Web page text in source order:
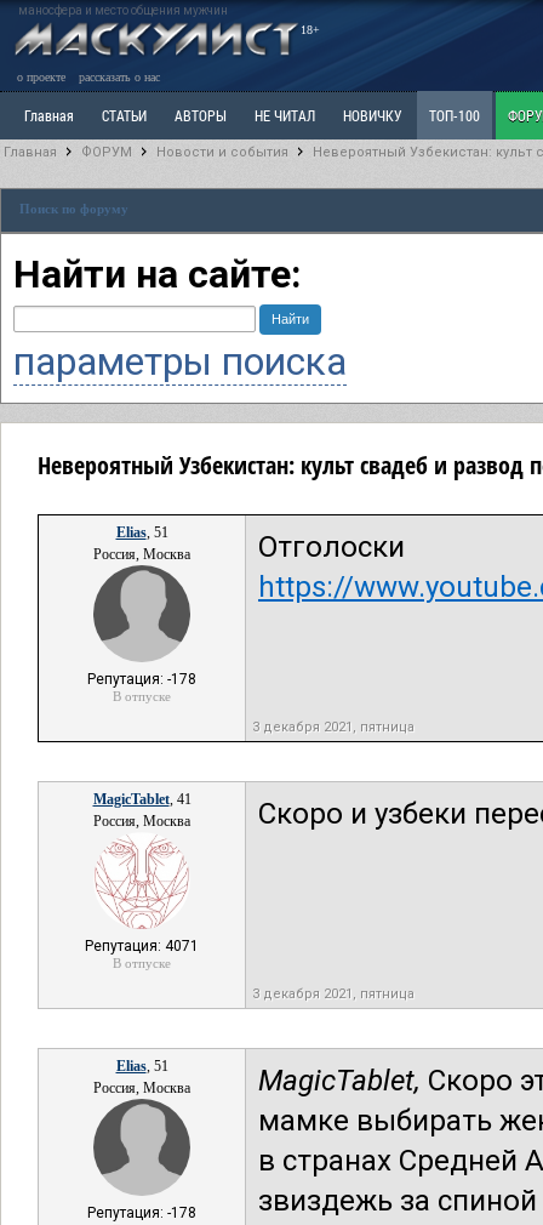
маносфера и место общения мужчин
18+
о проекте рассказать о нас
Главная СТАТЬИ АВТОРЫ НЕ ЧИТАЛ НОВИЧКУ ТОП-100
Ветка: Наболевшее. Выскажись!
РАЗДЕЛ: Разное
Главная ФОРУМ Новости и события Невероятный Узбекистан:
Поиск по форуму
Найти на сайте:
параметры поиска
Невероятный Узбекистан: культ свадеб и развод
Elias, 51
Россия, Москва
Репутация: -178
В отпуске
https://
3 декабря 2021, пятница
MagicTablet, 41
Россия, Москва
Репутация: 4071
В отпуске
Скоро и узбеки
3 декабря 2021, пятница
Elias, 51
Россия, Москва
Репутация: -178
MagicTablet, Скоро
мамке выбирать
в странах Средней
звиздежь за